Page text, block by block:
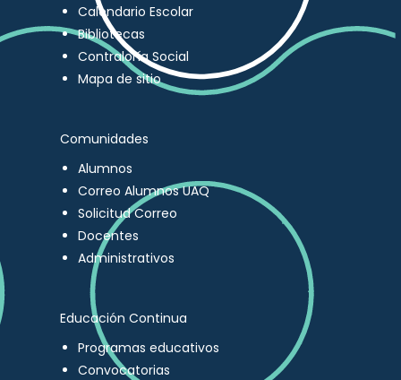
Calendario Escolar
Bibliotecas
Contraloría Social
Mapa de sitio
Comunidades
Alumnos
Correo Alumnos UAQ
Solicitud Correo
Docentes
Administrativos
Educación Continua
Programas educativos
Convocatorias